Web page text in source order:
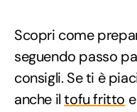
Scopri come
seguendo passo
consigli. Se ti è
anche iltofu fritto